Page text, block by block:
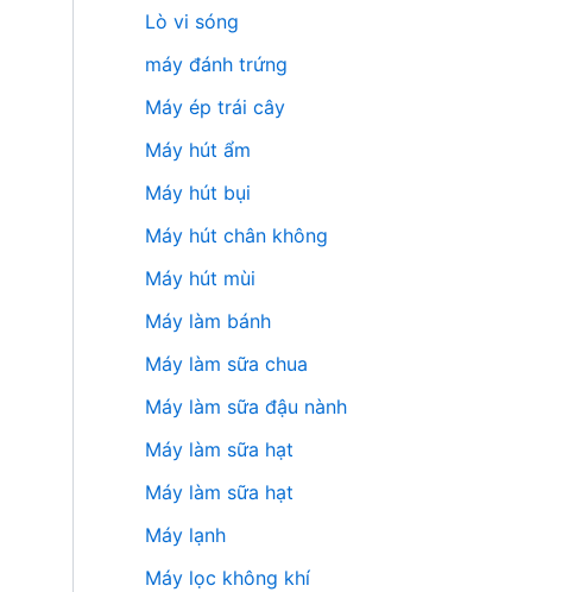
Lò vi sóng
máy đánh trứng
Máy ép trái cây
Máy hút ẩm
Máy hút bụi
Máy hút chân không
Máy hút mùi
Máy làm bánh
Máy làm sữa chua
Máy làm sữa đậu nành
Máy làm sữa hạt
Máy làm sữa hạt
Máy lạnh
Máy lọc không khí